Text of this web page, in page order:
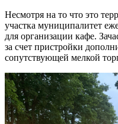
Несмотря на то что это
участка муниципалитет
для организации кафе.
за счет пристройки
сопутствующей мелкой